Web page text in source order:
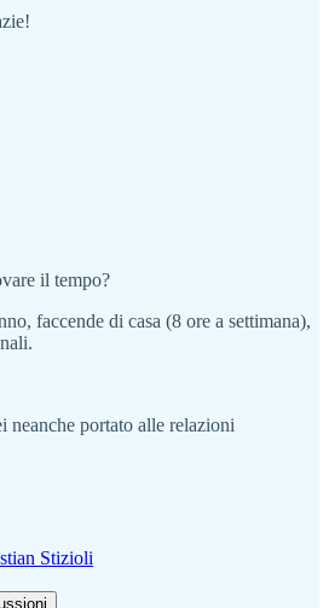
il tempo?
faccende di casa (8 ore a settimana),
neanche portato alle relazioni
Stizioli